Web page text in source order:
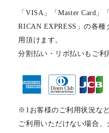
「VISA」「Master Card」
RICAN EXPRESS」の各種
用頂けます。
分割払い・リボ払いもご利
※1お客様のご利用状況な
ご利用いただけない場合